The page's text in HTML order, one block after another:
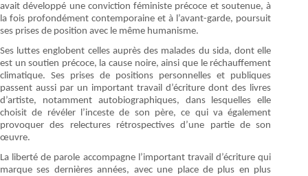
avait développé une conviction féministe précoce et soutenue, à
la fois profondément contemporaine et à l’avant-garde, poursuit
ses prises de position avec le même humanisme.
Ses luttes englobent celles auprès des malades du sida, dont elle
est un soutien précoce, la cause noire, ainsi que le réchauffement
climatique. Ses prises de positions personnelles et publiques
passent aussi par un important travail d’écriture dont des livres
d’artiste, notamment autobiographiques, dans lesquelles elle
choisit de révéler l’inceste de son père, ce qui va également
provoquer des relectures rétrospectives d’une partie de son
œuvre.
La liberté de parole accompagne l’important travail d’écriture qui
marque ses dernières années, avec une place de plus en plus